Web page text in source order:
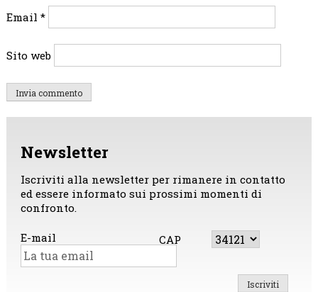
Email *
Sito web
Newsletter
Iscriviti alla newsletter per rimanere in contatto
ed essere informato sui prossimi momenti di
confronto.
E-mail CAP